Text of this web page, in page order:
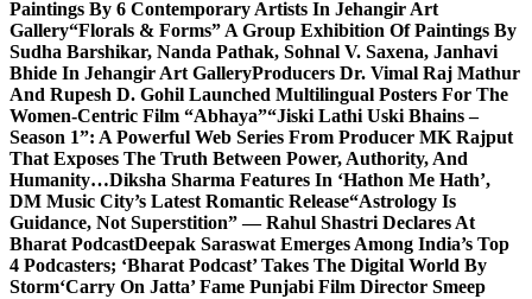
Paintings By 6 Contemporary Artists In Jehangir Art
Gallery“Florals & Forms” A Group Exhibition Of Paintings By
Sudha Barshikar, Nanda Pathak, Sohnal V. Saxena, Janhavi
Bhide In Jehangir Art GalleryProducers Dr. Vimal Raj Mathur
And Rupesh D. Gohil Launched Multilingual Posters For The
Women-Centric Film “Abhaya”“Jiski Lathi Uski Bhains –
Season 1”: A Powerful Web Series From Producer MK Rajput
That Exposes The Truth Between Power, Authority, And
Humanity…Diksha Sharma Features In ‘Hathon Me Hath’,
DM Music City’s Latest Romantic Release“Astrology Is
Guidance, Not Superstition” — Rahul Shastri Declares At
Bharat PodcastDeepak Saraswat Emerges Among India’s Top
4 Podcasters; ‘Bharat Podcast’ Takes The Digital World By
Storm‘Carry On Jatta’ Fame Punjabi Film Director Smeep